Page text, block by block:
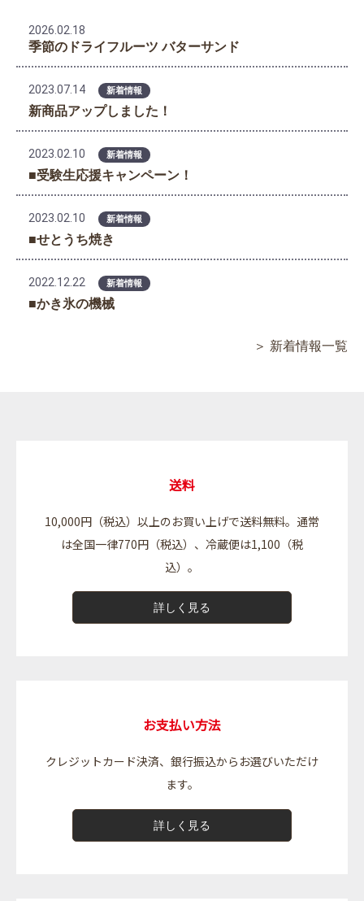
2026.02.18
季節のドライフルーツ バターサンド
2023.07.14 新着情報
新商品アップしました！
2023.02.10 新着情報
■受験生応援キャンペーン！
2023.02.10 新着情報
■せとうち焼き
2022.12.22 新着情報
■かき氷の機械
＞ 新着情報一覧
送料
10,000円（税込）以上のお買い上げで送料無料。通常
は全国一律770円（税込）、冷蔵便は1,100（税
込）。
詳しく見る
お支払い方法
クレジットカード決済、銀行振込からお選びいただけ
ます。
詳しく見る